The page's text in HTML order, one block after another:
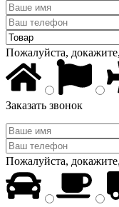
Пожалуйста,
Заказать звонок
Пожалуйста,